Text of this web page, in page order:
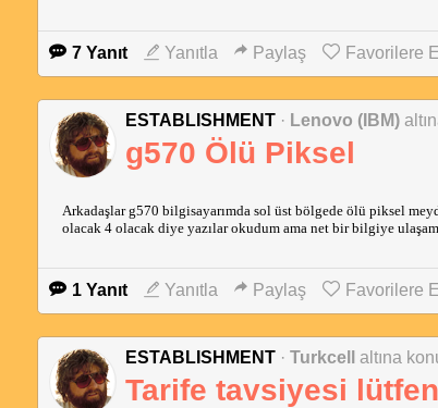
7 Yanıt Yanıtla Paylaş Favorilere
ESTABLISHMENT · Lenovo (IBM)
g570 Ölü Piksel
Arkadaşlar g570 bilgisayarımda sol üst bölgede ölü piksel
olacak 4 olacak diye yazılar okudum ama net bir bilgiye
1 Yanıt Yanıtla Paylaş Favorilere
ESTABLISHMENT · Turkcell altına
Tarife tavsiyesi lütfen